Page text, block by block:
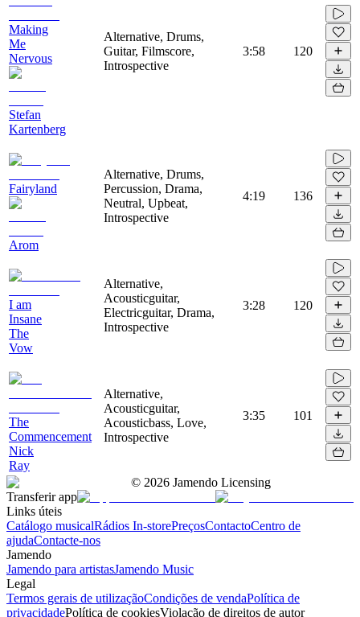
Making
Me
Nervous
Stefan
Kartenberg
Alternative, Drums,
Guitar, Filmscore,
Introspective
3:58 120
Fairyland
Arom
Alternative, Drums,
Percussion, Drama,
Neutral, Upbeat,
Introspective
4:19 136
I am
Insane
The
Vow
Alternative,
Acousticguitar,
Electricguitar, Drama,
Introspective
3:28 120
The
Commencement
Nick
Ray
Alternative,
Acousticguitar,
Acousticbass, Love,
Introspective
3:35 101
© 2026 Jamendo Licensing
Transferir app
Links úteis
Catálogo musicalRádios In-storePreçosContactoCentro de
ajudaContacte-nos
Jamendo
Jamendo para artistasJamendo Music
Legal
Termos gerais de utilizaçãoCondições de vendaPolítica de
privacidadePolítica de cookiesViolação de direitos de autor